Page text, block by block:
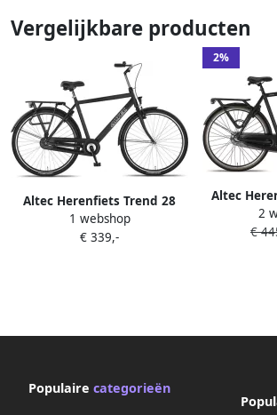
Vergelijkbare producten
Altec Herenfiets Trend 28
Inch 52 cm Heren
Terugtraprem Matzwart
1 webshop
€ 339,-
2%
Altec
Inch2
€
Populaire categorieën